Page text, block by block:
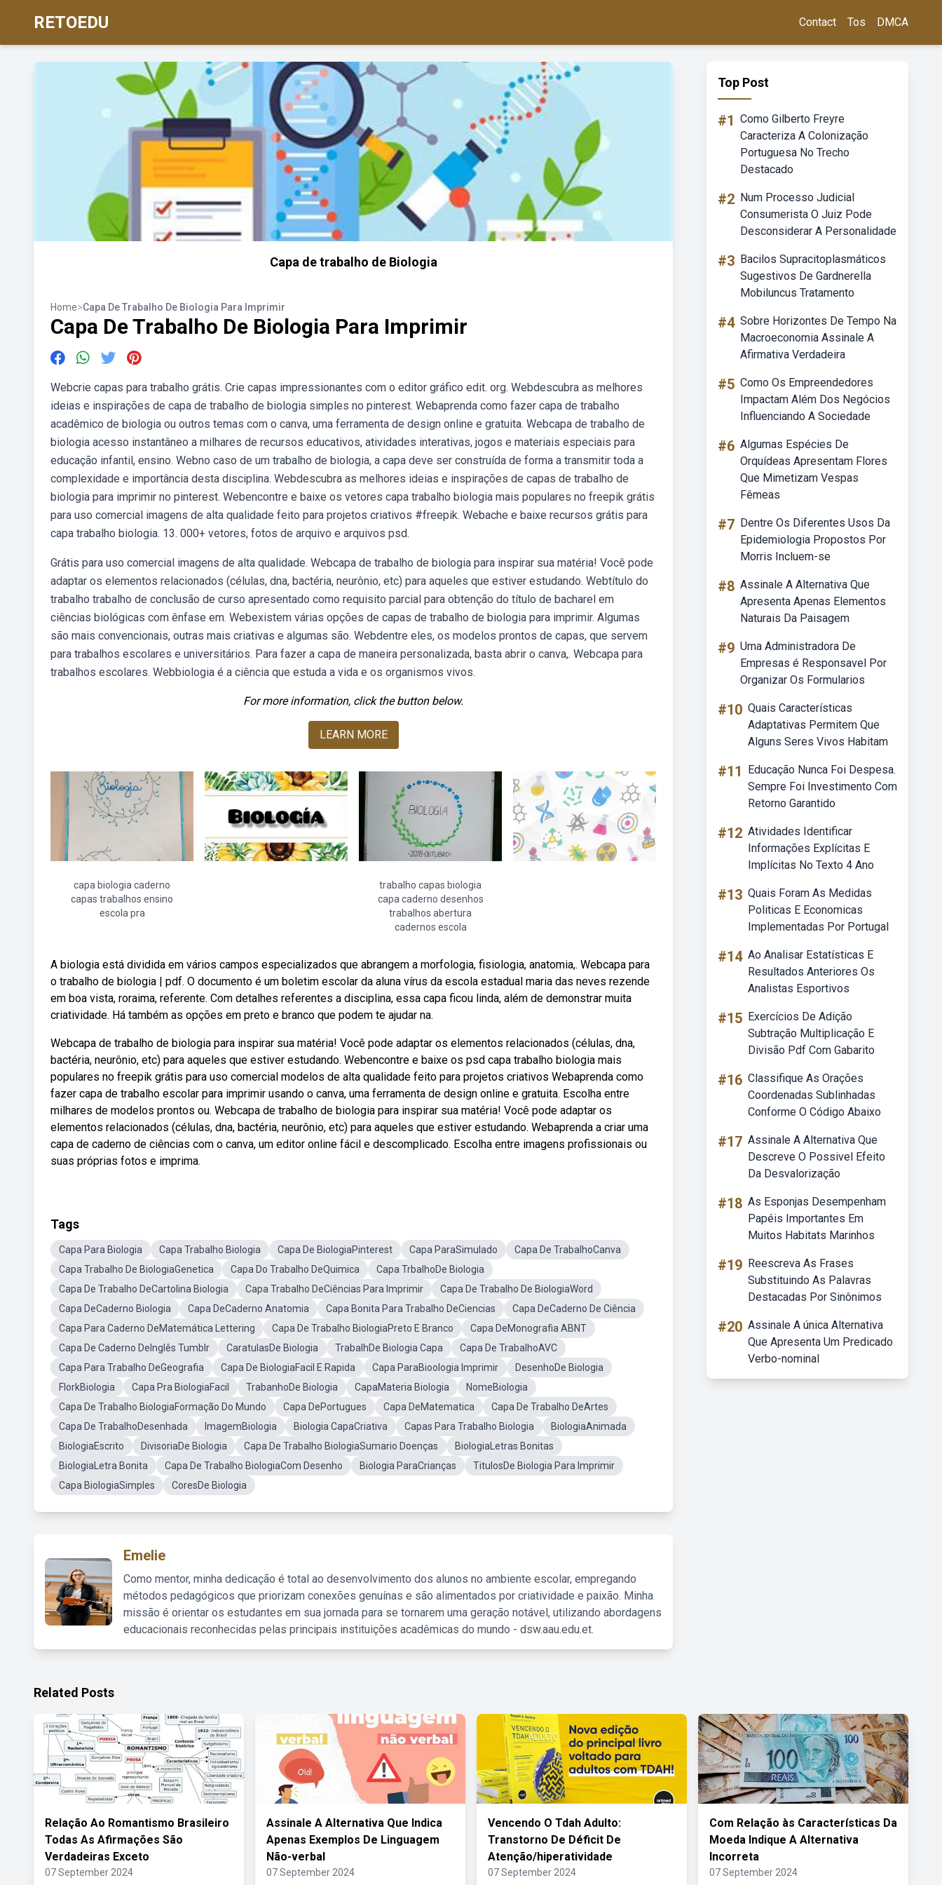
RETOEDU Contact Tos DMCA
Capa de trabalho de Biologia
Home>Capa De Trabalho De Biologia Para Imprimir
Capa De Trabalho De Biologia Para Imprimir
Webcrie capas para trabalho grátis. Crie capas impressionantes com o editor gráfico edit. org. Webdescubra as melhores
ideias e inspirações de capa de trabalho de biologia simples no pinterest. Webaprenda como fazer capa de trabalho
acadêmico de biologia ou outros temas com o canva, uma ferramenta de design online e gratuita. Webcapa de trabalho de
biologia acesso instantâneo a milhares de recursos educativos, atividades interativas, jogos e materiais especiais para
educação infantil, ensino. Webno caso de um trabalho de biologia, a capa deve ser construída de forma a transmitir toda a
complexidade e importância desta disciplina. Webdescubra as melhores ideias e inspirações de capas de trabalho de
biologia para imprimir no pinterest. Webencontre e baixe os vetores capa trabalho biologia mais populares no freepik grátis
para uso comercial imagens de alta qualidade feito para projetos criativos #freepik. Webache e baixe recursos grátis para
capa trabalho biologia. 13. 000+ vetores, fotos de arquivo e arquivos psd.
Grátis para uso comercial imagens de alta qualidade. Webcapa de trabalho de biologia para inspirar sua matéria! Você pode
adaptar os elementos relacionados (células, dna, bactéria, neurônio, etc) para aqueles que estiver estudando. Webtítulo do
trabalho trabalho de conclusão de curso apresentado como requisito parcial para obtenção do título de bacharel em
ciências biológicas com ênfase em. Webexistem várias opções de capas de trabalho de biologia para imprimir. Algumas
são mais convencionais, outras mais criativas e algumas são. Webdentre eles, os modelos prontos de capas, que servem
para trabalhos escolares e universitários. Para fazer a capa de maneira personalizada, basta abrir o canva,. Webcapa para
trabalhos escolares. Webbiologia é a ciência que estuda a vida e os organismos vivos.
For more information, click the button below.
LEARN MORE
capa biologia caderno
capas trabalhos ensino
escola pra
trabalho capas biologia
capa caderno desenhos
trabalhos abertura
cadernos escola
A biologia está dividida em vários campos especializados que abrangem a morfologia, fisiologia, anatomia,. Webcapa para
o trabalho de biologia | pdf. O documento é um boletim escolar da aluna vírus da escola estadual maria das neves rezende
em boa vista, roraima, referente. Com detalhes referentes a disciplina, essa capa ficou linda, além de demonstrar muita
criatividade. Há também as opções em preto e branco que podem te ajudar na.
Webcapa de trabalho de biologia para inspirar sua matéria! Você pode adaptar os elementos relacionados (células, dna,
bactéria, neurônio, etc) para aqueles que estiver estudando. Webencontre e baixe os psd capa trabalho biologia mais
populares no freepik grátis para uso comercial modelos de alta qualidade feito para projetos criativos Webaprenda como
fazer capa de trabalho escolar para imprimir usando o canva, uma ferramenta de design online e gratuita. Escolha entre
milhares de modelos prontos ou. Webcapa de trabalho de biologia para inspirar sua matéria! Você pode adaptar os
elementos relacionados (células, dna, bactéria, neurônio, etc) para aqueles que estiver estudando. Webaprenda a criar uma
capa de caderno de ciências com o canva, um editor online fácil e descomplicado. Escolha entre imagens profissionais ou
suas próprias fotos e imprima.
Tags
Capa Para Biologia Capa Trabalho Biologia Capa De BiologiaPinterest Capa ParaSimulado
Capa De TrabalhoCanva
Capa Trabalho De BiologiaGenetica
Capa Do Trabalho DeQuimica
Capa TrbalhoDe Biologia
Capa De Trabalho DeCartolina Biologia
Capa Trabalho DeCiências Para Imprimir
Capa De Trabalho De BiologiaWord
Capa DeCaderno Biologia
Capa DeCaderno Anatomia Capa Bonita Para Trabalho DeCiencias
Capa DeCaderno De Ciência
Capa Para Caderno DeMatemática Lettering
Capa De Trabalho BiologiaPreto E Branco
Capa DeMonografia ABNT
Capa De Caderno DeInglês Tumblr
CaratulasDe Biologia TrabalhDe Biologia Capa
Capa De TrabalhoAVC
Capa Para Trabalho DeGeografia
Capa De BiologiaFacil E Rapida Capa ParaBioologia Imprimir
DesenhoDe Biologia
FlorkBiologia
Capa Pra BiologiaFacil TrabanhoDe Biologia CapaMateria Biologia
NomeBiologia
Capa De Trabalho BiologiaFormação Do Mundo
Capa DePortugues Capa DeMatematica
Capa De Trabalho DeArtes
Capa De TrabalhoDesenhada
ImagemBiologia Biologia CapaCriativa Capas Para Trabalho Biologia
BiologiaAnimada
BiologiaEscrito
DivisoriaDe Biologia Capa De Trabalho BiologiaSumario Doenças
BiologiaLetras Bonitas
BiologiaLetra Bonita
Capa De Trabalho BiologiaCom Desenho Biologia ParaCrianças
TitulosDe Biologia Para Imprimir
Capa BiologiaSimples
CoresDe Biologia
Emelie
Como mentor, minha dedicação é total ao desenvolvimento dos alunos no ambiente escolar, empregando
métodos pedagógicos que priorizam conexões genuínas e são alimentados por criatividade e paixão. Minha
missão é orientar os estudantes em sua jornada para se tornarem uma geração notável, utilizando abordagens
educacionais reconhecidas pelas principais instituições acadêmicas do mundo - dsw.aau.edu.et.
Top Post
#1 Como Gilberto Freyre
Caracteriza A Colonização
Portuguesa No Trecho
Destacado
#2 Num Processo Judicial
Consumerista O Juiz Pode
Desconsiderar A Personalidade
#3 Bacilos Supracitoplasmáticos
Sugestivos De Gardnerella
Mobiluncus Tratamento
#4 Sobre Horizontes De Tempo Na
Macroeconomia Assinale A
Afirmativa Verdadeira
#5 Como Os Empreendedores
Impactam Além Dos Negócios
Influenciando A Sociedade
#6 Algumas Espécies De
Orquídeas Apresentam Flores
Que Mimetizam Vespas
Fêmeas
#7 Dentre Os Diferentes Usos Da
Epidemiologia Propostos Por
Morris Incluem-se
#8 Assinale A Alternativa Que
Apresenta Apenas Elementos
Naturais Da Paisagem
#9 Uma Administradora De
Empresas é Responsavel Por
Organizar Os Formularios
#10 Quais Características
Adaptativas Permitem Que
Alguns Seres Vivos Habitam
#11
Educação Nunca Foi Despesa.
Sempre Foi Investimento Com
Retorno Garantido
#12 Atividades Identificar
Informações Explícitas E
Implícitas No Texto 4 Ano
#13 Quais Foram As Medidas
Politicas E Economicas
Implementadas Por Portugal
#14 Ao Analisar Estatísticas E
Resultados Anteriores Os
Analistas Esportivos
#15 Exercícios De Adição
Subtração Multiplicação E
Divisão Pdf Com Gabarito
#16 Classifique As Orações
Coordenadas Sublinhadas
Conforme O Código Abaixo
#17 Assinale A Alternativa Que
Descreve O Possivel Efeito
Da Desvalorização
#18 As Esponjas Desempenham
Papéis Importantes Em
Muitos Habitats Marinhos
#19 Reescreva As Frases
Substituindo As Palavras
Destacadas Por Sinônimos
#20 Assinale A única Alternativa
Que Apresenta Um Predicado
Verbo-nominal
Related Posts
Relação Ao Romantismo Brasileiro
Todas As Afirmações São
Verdadeiras Exceto
07 September 2024
Assinale A Alternativa Que Indica
Apenas Exemplos De Linguagem
Não-verbal
07 September 2024
Vencendo O Tdah Adulto:
Transtorno De Déficit De
Atenção/hiperatividade
07 September 2024
Com Relação às Características Da
Moeda Indique A Alternativa
Incorreta
07 September 2024